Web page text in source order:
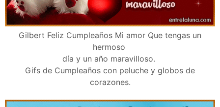
Gilbert Feliz Cumpleaños Mi amor Que tengas un
hermoso
día y un año maravilloso.
Gifs de Cumpleaños con peluche y globos de
corazones.